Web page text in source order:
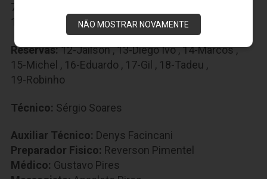
NÃO MOSTRAR NOVAMENTE
7-Leandro Brasília
11-Felipe Amorim
Reservas:12-Jailson,13-Diego Ivo,14-Marcos,
15-Michel , 16-Eduardo , 17-Gil , 18-Tadeu ,
19-Robinho
Técnico: Sérgio Soares
Auxiliar Técnico: Denys Facincani
Preparador Fisico: Reverson Pimentel
Médico: Gustavo Pires